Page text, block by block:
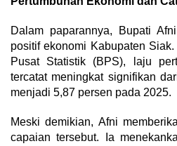
Dalam paparannya, Bupati
positif ekonomi Kabupaten
Pusat Statistik (BPS), laju
tercatat meningkat signifikan
menjadi 5,87 persen pada 2025.
Meski demikian, Afni
capaian tersebut. Ia